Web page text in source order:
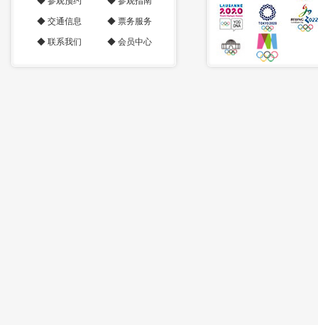
◆ 交通信息 ◆ 票务服务
◆ 联系我们 ◆ 会员中心